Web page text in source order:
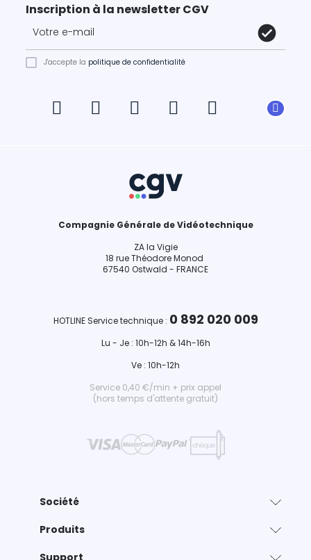
Inscription à la newsletter CGV
J'accepte la politique de confidentialité
Compagnie Générale de Vidéotechnique
ZA la Vigie
18 rue Théodore Monod
67540 Ostwald - FRANCE
HOTLINE Service technique : 0 892 020 009
Lu - Je : 10h-12h & 14h-16h
Ve : 10h-12h
Service 0,40 €/min + prix appel
(hors temps d'attente gratuit)
Société
Produits
Support